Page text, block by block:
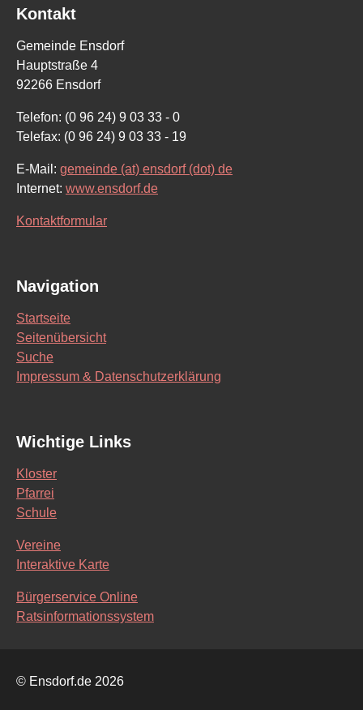
Kontakt
Gemeinde Ensdorf
Hauptstraße 4
92266 Ensdorf
Telefon: (0 96 24) 9 03 33 - 0
Telefax: (0 96 24) 9 03 33 - 19
E-Mail: gemeinde (at) ensdorf (dot) de
Internet: www.ensdorf.de
Kontaktformular
Navigation
Startseite
Seitenübersicht
Suche
Impressum & Datenschutzerklärung
Wichtige Links
Kloster
Pfarrei
Schule
Vereine
Interaktive Karte
Bürgerservice Online
Ratsinformationssystem
© Ensdorf.de 2026